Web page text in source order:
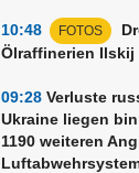
10:48 FOTOS
Ölraffinerien Ilskij
09:28 Verluste
Ukraine liegen
1190 weiteren